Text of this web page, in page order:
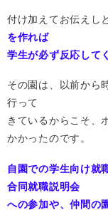
付け加えてお伝えし
を作れば
学生が必ず反応して
その園は、以前から
行って
きているからこそ、
かかったのです。
自園での学生向け就
合同就職説明会
への参加や、仲間の